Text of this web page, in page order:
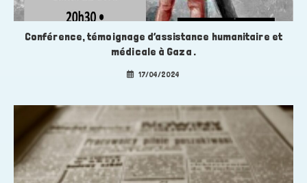
Conférence, témoignage d’assistance humanitaire et
médicale à Gaza .
17/04/2024